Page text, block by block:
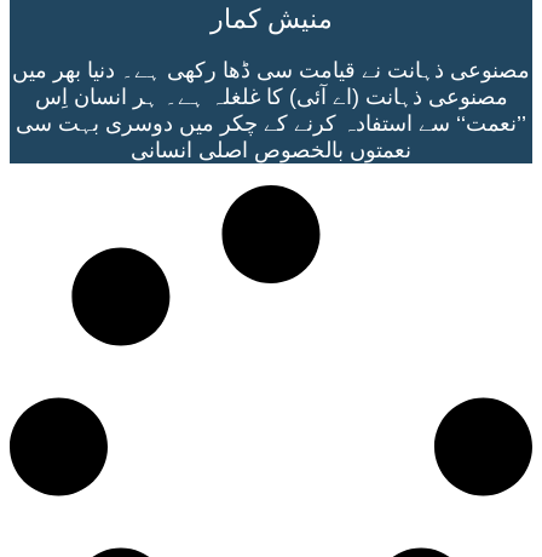
منیش کمار
مصنوعی ذہانت نے قیامت سی ڈھا رکھی ہے۔ دنیا بھر میں
مصنوعی ذہانت (اے آئی) کا غلغلہ ہے۔ ہر انسان اِس
’’نعمت‘‘ سے استفادہ کرنے کے چکر میں دوسری بہت سی
نعمتوں بالخصوص اصلی انسانی